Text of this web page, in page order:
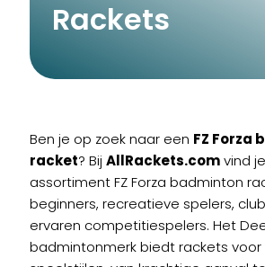
Rackets
Ben je op zoek naar een FZ Forza
racket? Bij AllRackets.comvind
assortiment FZ Forza badminton
beginners, recreatieve spelers,
ervaren competitiespelers. Het
badmintonmerk biedt rackets voor